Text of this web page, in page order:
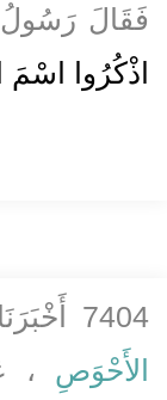
فَقَالَ رَسُولُ
اذْكُرُوا اسْمَ
7404 أَخْبَرَنَا
الأَحْوَصِ ،